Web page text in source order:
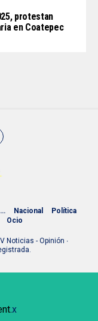
protestan
en Coatepec
Nacional
Política
Ocio
Noticias - Opinión ∙
x